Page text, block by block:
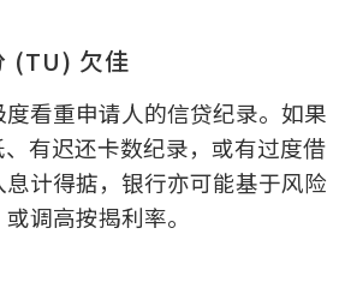
(TU) 欠佳
看重申请人的信贷纪录。如果
有迟还卡数纪录，或有过度借
计得掂，银行亦可能基于风险
调高按揭利率。